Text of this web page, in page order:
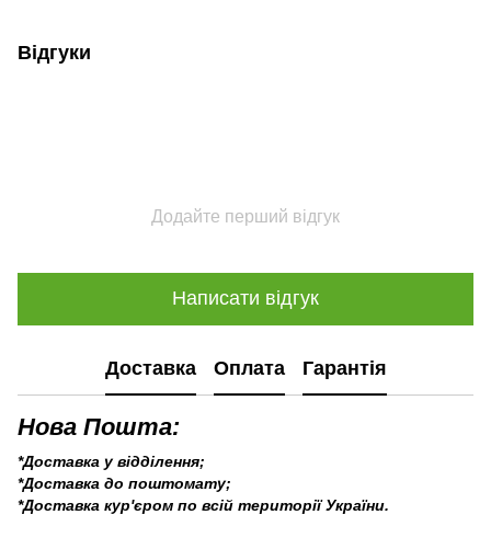
Відгуки
Додайте перший відгук
Написати відгук
Доставка Оплата Гарантія
Нова Пошта:
*Доставка у відділення;
*Доставка до поштомату;
*Доставка кур'єром по всій території України.